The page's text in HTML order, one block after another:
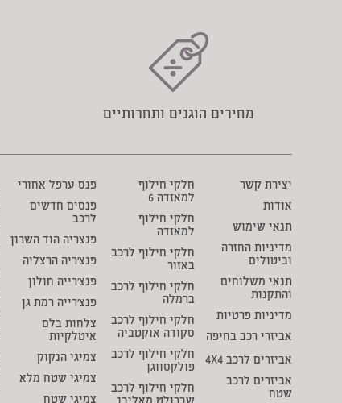
מחירים הוגנים ותחרותיים
יצירת קשר
אודות
תנאי שימוש
מדיניות החזרה
וביטולים
תנאי משלוחים
והתקנות
מדיניות פרטיות
אביזרי רכב בחיפה
אביזרים לרכב 4X4
אביזרים לרכב
שטח
חלקי חילוף
למאזדה 6
חלקי חילוף
למאזדה
חלקי חילוף לרכב
באזור
חלקי חילוף לרכב
ברמלה
חלקי חילוף לרכב
סקודה אוקטביה
חלקי חילוף לרכב
פולקסווגן
חלקי חילוף לרכב
פנס ערפל אחורי
פנסים חדשים
לרכב
פנצריה הוד השרון
פנצ'ריה הרצליה
פנצ'רייה חולון
פנצ'רייה רמת גן
צלחות בלם
איטלקיות
צמיגי הנקוק
צמיגי שטח מלא